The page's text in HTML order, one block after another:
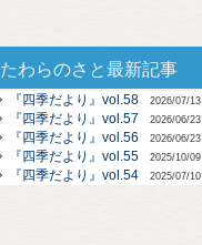
たわらのさと最新記事
『四季だより』vol.58 2026/07/13
『四季だより』vol.57 2026/06/23
『四季だより』vol.56 2026/06/23
『四季だより』vol.55 2025/10/09
『四季だより』vol.54 2025/07/10